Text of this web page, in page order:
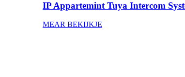
IP Appartemint Tuya Intercom
MEAR BEKIJKJE